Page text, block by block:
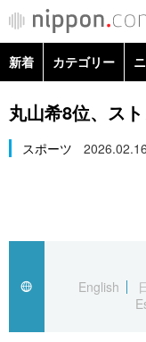
新着 カテゴリー
政治・外交
経済・ビジネス
社会
文化
科学・技術
丸山希8位、ス
スポーツ
English